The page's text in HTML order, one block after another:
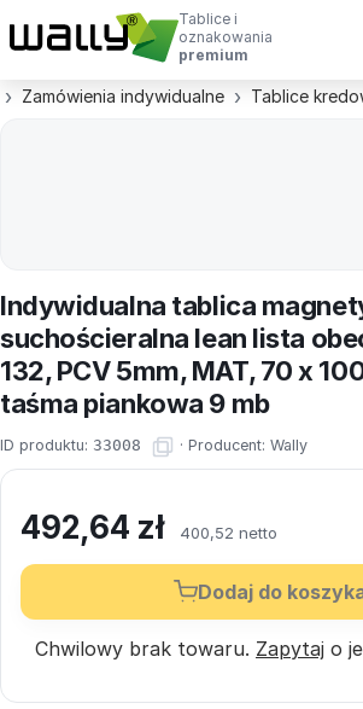
Tablice i
oznakowania
premium
Zamówienia indywidualne Tablice
Indywidualna tablica
suchościeralna lean lista
132, PCV 5mm, MAT, 70 x
taśma piankowa 9 mb
ID produktu: 33008 · Producent: Wally
492,64 zł 400,52 netto
Dodaj do
Chwilowy brak towaru. Zapytaj o